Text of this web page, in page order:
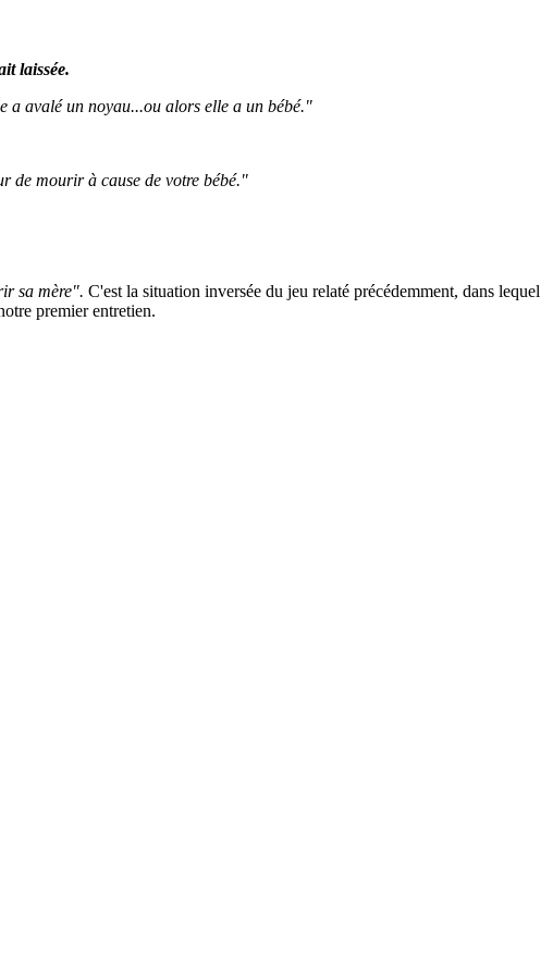
laissée.
a avalé un noyau...ou alors elle a un bébé."
de mourir à cause de votre bébé."
sa mère". C'est la situation inversée du jeu relaté précédemment, dans lequel
premier entretien.